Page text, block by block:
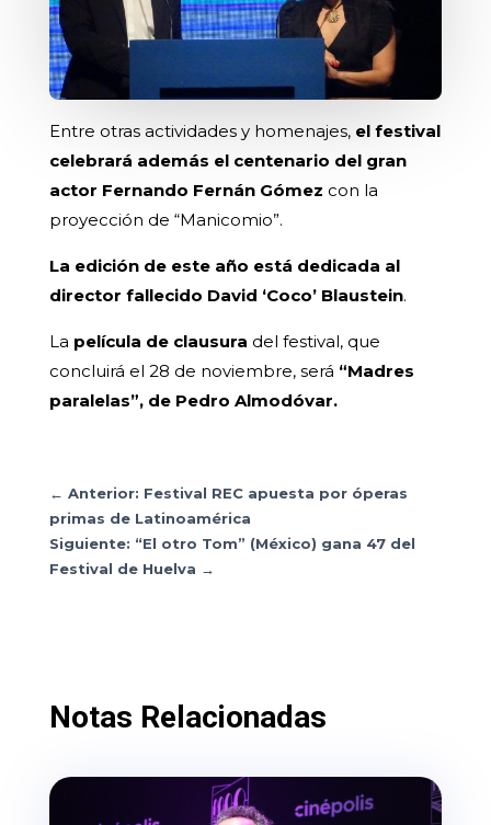
Entre otras actividades y homenajes, el festival
celebrará además el centenario del gran
actor Fernando Fernán Gómez con la
proyección de “Manicomio”.
La edición de este año está dedicada al
director fallecido David ‘Coco’ Blaustein.
La película de clausura del festival, que
concluirá el 28 de noviembre, será “Madres
paralelas”, de Pedro Almodóvar.
← Anterior: Festival REC apuesta por óperas
primas de Latinoamérica
Siguiente: “El otro Tom” (México) gana 47 del
Festival de Huelva →
Notas Relacionadas